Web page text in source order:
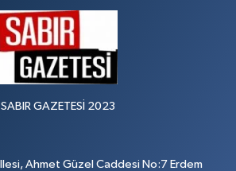
SABIR GAZETESİ 2023
Ahmet Güzel Caddesi No:7 Erdem